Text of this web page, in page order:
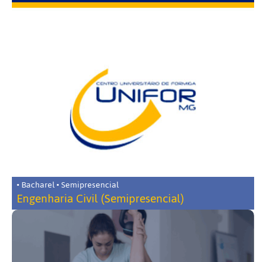
• Bacharel • Semipresencial
Engenharia Civil (Semipresencial)